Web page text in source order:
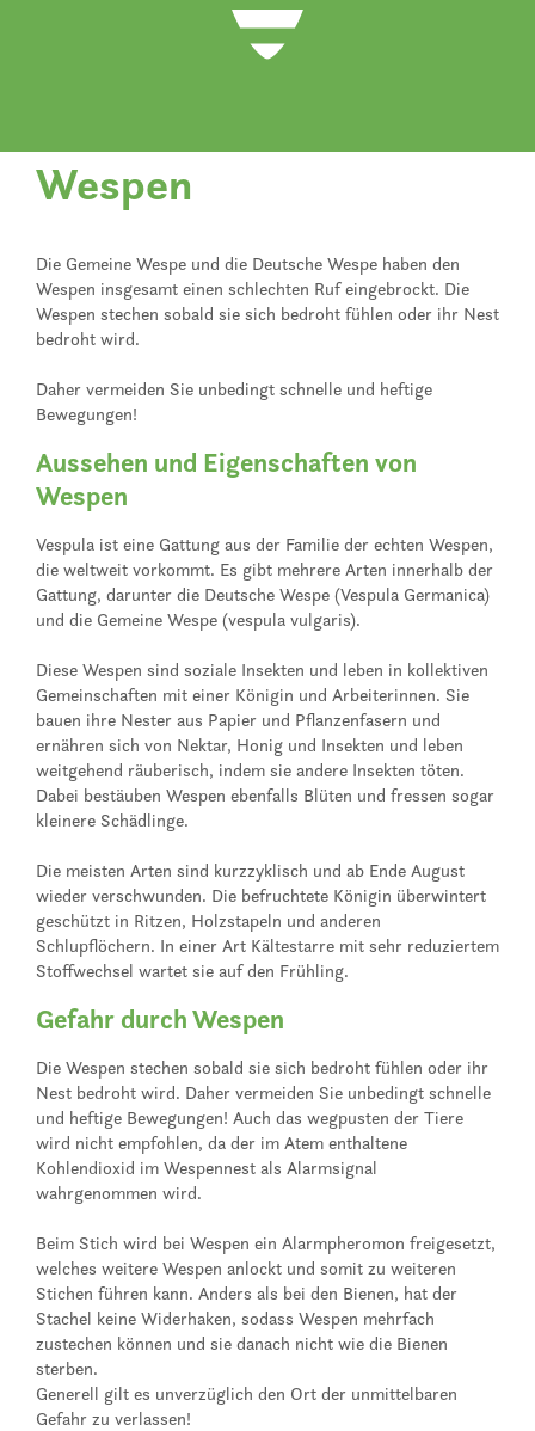
Wespen
Die Gemeine Wespe und die Deutsche Wespe haben den
Wespen insgesamt einen schlechten Ruf eingebrockt. Die
Wespen stechen sobald sie sich bedroht fühlen oder ihr Nest
bedroht wird.
Daher vermeiden Sie unbedingt schnelle und heftige
Bewegungen!
Aussehen und Eigenschaften von
Wespen
Vespula ist eine Gattung aus der Familie der echten Wespen,
die weltweit vorkommt. Es gibt mehrere Arten innerhalb der
Gattung, darunter die Deutsche Wespe (Vespula Germanica)
und die Gemeine Wespe (vespula vulgaris).
Diese Wespen sind soziale Insekten und leben in kollektiven
Gemeinschaften mit einer Königin und Arbeiterinnen. Sie
bauen ihre Nester aus Papier und Pflanzenfasern und
ernähren sich von Nektar, Honig und Insekten und leben
weitgehend räuberisch, indem sie andere Insekten töten.
Dabei bestäuben Wespen ebenfalls Blüten und fressen sogar
kleinere Schädlinge.
Die meisten Arten sind kurzzyklisch und ab Ende August
wieder verschwunden. Die befruchtete Königin überwintert
geschützt in Ritzen, Holzstapeln und anderen
Schlupflöchern. In einer Art Kältestarre mit sehr reduziertem
Stoffwechsel wartet sie auf den Frühling.
Gefahr durch Wespen
Die Wespen stechen sobald sie sich bedroht fühlen oder ihr
Nest bedroht wird. Daher vermeiden Sie unbedingt schnelle
und heftige Bewegungen! Auch das wegpusten der Tiere
wird nicht empfohlen, da der im Atem enthaltene
Kohlendioxid im Wespennest als Alarmsignal
wahrgenommen wird.
Beim Stich wird bei Wespen ein Alarmpheromon freigesetzt,
welches weitere Wespen anlockt und somit zu weiteren
Stichen führen kann. Anders als bei den Bienen, hat der
Stachel keine Widerhaken, sodass Wespen mehrfach
zustechen können und sie danach nicht wie die Bienen
sterben.
Generell gilt es unverzüglich den Ort der unmittelbaren
Gefahr zu verlassen!